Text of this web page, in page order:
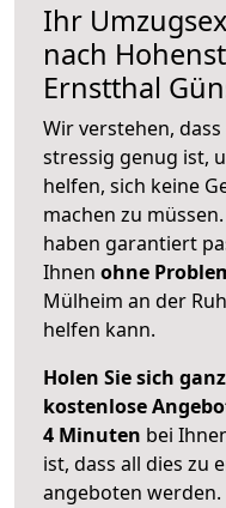
Ihr
nach
Ernstthal
Wir verstehen,
stressig genug ist,
helfen, sich keine
machen zu
haben garantiert
Ihnen ohne
Mülheim an der
helfen kann.
Holen Sie sich
kostenlose
4 Minuten bei
ist, dass all dies zu
angeboten werden.